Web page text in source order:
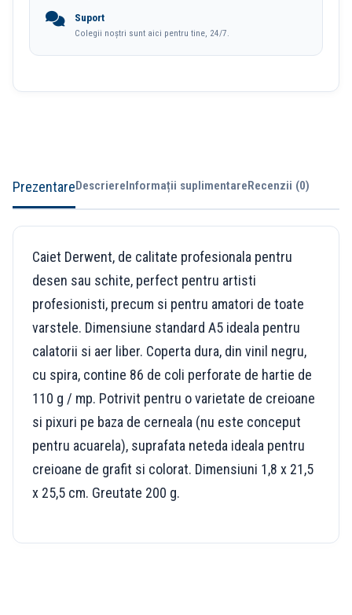
Coperta
Neagra
Suport
Colegii noștri sunt aici pentru tine, 24/7.
PrezentareDescriereInformații suplimentareRecenzii (0)
Caiet Derwent, de calitate profesionala pentru
desen sau schite, perfect pentru artisti
profesionisti, precum si pentru amatori de toate
varstele. Dimensiune standard A5 ideala pentru
calatorii si aer liber. Coperta dura, din vinil negru,
cu spira, contine 86 de coli perforate de hartie de
110 g / mp. Potrivit pentru o varietate de creioane
si pixuri pe baza de cerneala (nu este conceput
pentru acuarela), suprafata neteda ideala pentru
creioane de grafit si colorat. Dimensiuni 1,8 x 21,5
x 25,5 cm. Greutate 200 g.